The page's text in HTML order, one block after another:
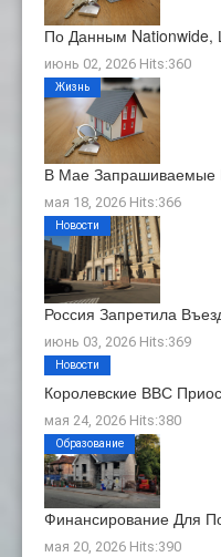
По Данным
июнь 02, 2026 Hits:360
В Мае
мая 18, 2026 Hits:366
Жизнь
Россия Запретила
июнь 03, 2026 Hits:369
Новости
Королевские ВВС
мая 24, 2026 Hits:380
Новости
Финансирование Для
мая 20, 2026 Hits:390
Образование